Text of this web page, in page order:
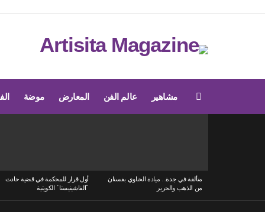
مشاهير عالم الفن المعارض موضة
متألقة في جدة.. ميادة الحناوي بفستان
من الذهب والحرير
أول قرار للمحكمة في قضية حادث
“الفاشينيستا” الكويتية